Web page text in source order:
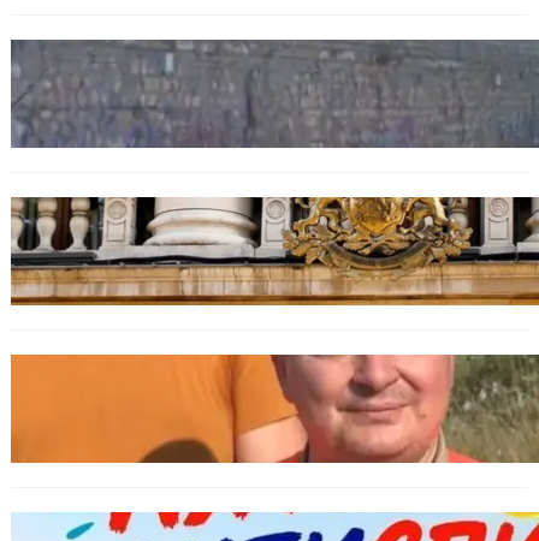
БЪЛГАРИЯ
Ограничават движението по улица
„Вълноломна“ във Варна
БЪЛГАРИЯ
Дрон навлезе в България край границата с
Румъния
МЗХ: Ловните билети ще могат да се
издават онлайн
БЪЛГАРИЯ